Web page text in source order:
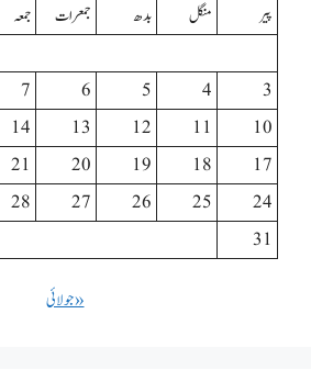
پیر
منگل بدھ جمعرات جمعہ
3
4
5
6
7
10
11
12
13
14
17
18
19
20
21
24
25
26
27
28
31
« جولائی